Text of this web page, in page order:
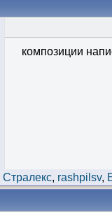
композиции
Стралекс, rashpilsv,